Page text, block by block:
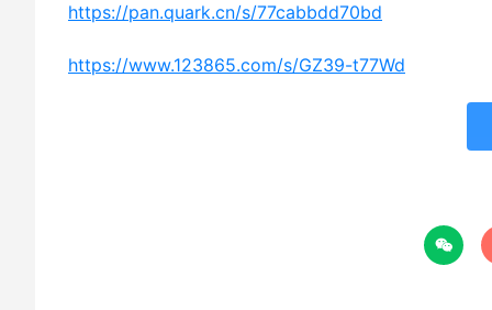
https://pan.quark.cn/s/77cabbdd70bd
https://www.123865.com/s/GZ39-t77Wd
